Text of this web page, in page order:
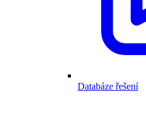
Databáze řešení